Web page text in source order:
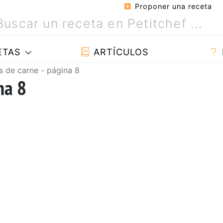
Proponer una receta
ARTÍCULOS
de carne - página 8
8